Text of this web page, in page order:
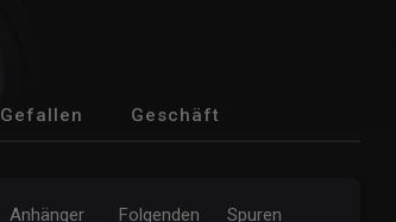
Gefallen Geschäft
Anhänger Folgenden Spuren